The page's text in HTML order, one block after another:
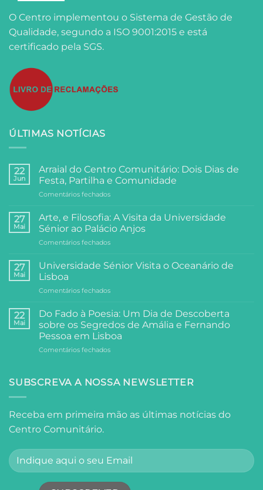
O Centro implementou o Sistema de Gestão de
Qualidade, segundo a ISO 9001:2015 e está
certificado pela SGS.
ÚLTIMAS NOTÍCIAS
22
Jun
Arraial do Centro Comunitário: Dois Dias de
Festa, Partilha e Comunidade
Comentários fechadosem
do
Centro
Comunitário:
Dois
de
e
27
Mai
Arte, e Filosofia: A Visita da Universidade
Sénior ao Palácio Anjos
Comentários fechadosem
e
Visita
Universidade
Sénior
Palácio
Anjos
27
Mai
Universidade Sénior Visita o Oceanário de
Lisboa
Comentários fechadosem
Sénior
Visita
o
Oceanário
de
22
Mai
Do Fado à Poesia: Um Dia de Descoberta
sobre os Segredos de Amália e Fernando
Pessoa em Lisboa
Comentários fechadosem
à
Dia
de
os
Segredos
SUBSCREVA A NOSSA NEWSLETTER
Receba em primeira mão as últimas notícias do
Centro Comunitário.